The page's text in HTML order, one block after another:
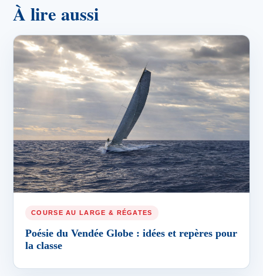
À lire aussi
COURSE AU LARGE & RÉGATES
Poésie du Vendée Globe : idées et repères pour
la classe